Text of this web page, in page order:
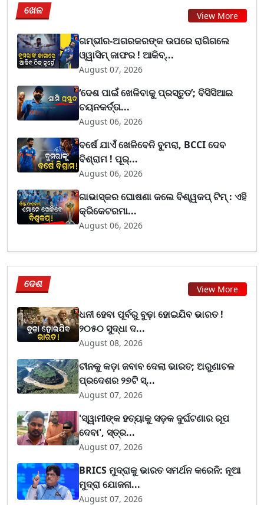
ଖେଳ View More
ଗମ୍ଭୀର-ଅଗରକରଙ୍କ ଉପରେ ରାଗିଗଲେ
ଓ୍ୱାସିମ୍ ଜାଫର ! ଆକିବ୍...
August 07, 2026
‘ଦେଶ ପାଇଁ ଖେଳିବାକୁ ପ୍ରସ୍ତୁତ’; ବିସିସିଆଇ
ଚୟନକର୍ତ୍ତା...
August 06, 2026
ବର୍ଷେ ଯାଏଁ ଖେଳିବେନି ବୁମରା, BCCI ଦେବ
ବିଶ୍ରାମ ! ପୂର୍...
August 06, 2026
ଗାଭାସ୍କର ଘୋଷଣା କଲେ ବିଶ୍ୱକପ୍ ଟିମ୍ : ଏହି
କ୍ରିକେଟରମା...
August 06, 2026
ଦେଶ View More
ଧନୀ ହେବା ପୂର୍ବରୁ ବୁଢ଼ା ହୋଇଯିବ ଭାରତ !
୨୦୫୦ ସୁଦ୍ଧା ଦ...
August 08, 2026
ଚୀନକୁ କଡ଼ା ଜବାବ ଦେଲା ଭାରତ; ଅରୁଣାଚଳ
ପ୍ରଦେଶର ୨୭ଟି ସ୍...
August 07, 2026
'ସ୍ୱାମୀଙ୍କ ହତ୍ୟାକୁ ସଡ଼କ ଦୁର୍ଘଟଣାର ରୂପ
ଦେବା', ସ୍ତ୍ର...
August 07, 2026
BRICS ମୁଦ୍ରାକୁ ଭାରତ ସମର୍ଥନ କରେନି: ନୂଆ
ମୁଦ୍ରା ଯୋଜନା...
August 07, 2026